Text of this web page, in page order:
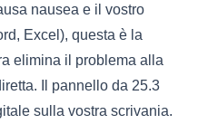
nausea e il vostro
Excel), questa è la
elimina il problema alla
Il pannello da 25.3
sulla vostra scrivania.